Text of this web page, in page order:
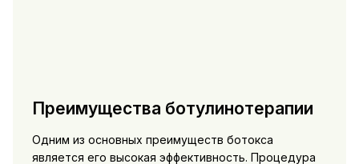
Преимущества ботулинотерапии
Одним из основных преимуществ ботокса
является его высокая эффективность. Процедура